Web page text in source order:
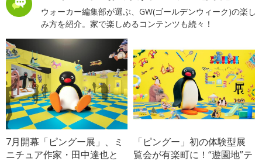
ウォーカー編集部が選ぶ、GW(ゴールデンウィーク)の楽し
み方を紹介。家で楽しめるコンテンツも続々！
7月開幕「ピングー展」、ミ
ニチュア作家・田中達也と
「ピングー」初の体験型展
覧会が有楽町に！“遊園地”テ